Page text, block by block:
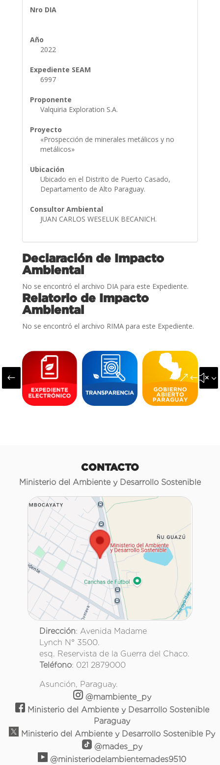
Nro DIA
Año
2022
Expediente SEAM
6997
Proponente
Valquiria Exploration S.A.
Proyecto
«Prospección de minerales metálicos y no
metálicos»
Ubicación
Ubicado en el Distrito de Puerto Casado,
Departamento de Alto Paraguay.
Consultor Ambiental
JUAN CARLOS WESELUK BECANICH.
Declaración de Impacto
Ambiental
No se encontró el archivo DIA para este Expediente.
Relatorio de Impacto
Ambiental
No se encontró el archivo RIMA para este Expediente.
#
CONTACTO
Ministerio del Ambiente y Desarrollo Sostenible
Dirección: Avenida Madame
Lynch N° 3500.
esq. Reservista de la Guerra del Chaco.
Teléfono: 021 2879000
Asunción, Paraguay.
@mambiente_py
Ministerio del Ambiente y Desarrollo Sostenible
Paraguay
Ministerio del Ambiente y Desarrollo Sostenible Py
@mades_py
@ministeriodelambientemades9510